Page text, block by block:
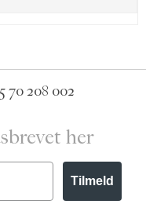
70 208 002
her
Tilmeld